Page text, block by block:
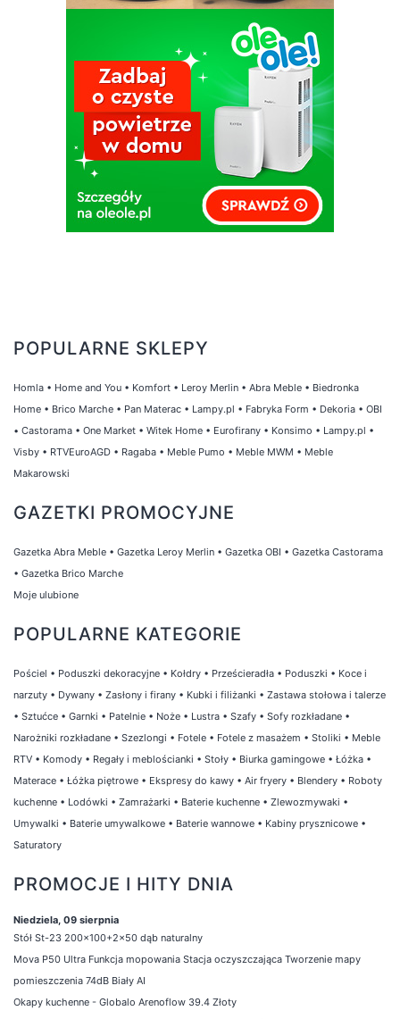
POPULARNE SKLEPY
Homla • Home and You • Komfort • Leroy Merlin • Abra Meble • Biedronka
Home • Brico Marche • Pan Materac • Lampy.pl • Fabryka Form • Dekoria • OBI
• Castorama • One Market • Witek Home • Eurofirany • Konsimo • Lampy.pl •
Visby • RTVEuroAGD • Ragaba • Meble Pumo • Meble MWM • Meble
Makarowski
GAZETKI PROMOCYJNE
Gazetka Abra Meble • Gazetka Leroy Merlin • Gazetka OBI • Gazetka Castorama
• Gazetka Brico Marche
Moje ulubione
POPULARNE KATEGORIE
Pościel • Poduszki dekoracyjne • Kołdry • Prześcieradła • Poduszki • Koce i
narzuty • Dywany • Zasłony i firany • Kubki i filiżanki • Zastawa stołowa i talerze
• Sztućce • Garnki • Patelnie • Noże • Lustra • Szafy • Sofy rozkładane •
Narożniki rozkładane • Szezlongi • Fotele • Fotele z masażem • Stoliki • Meble
RTV • Komody • Regały i meblościanki • Stoły • Biurka gamingowe • Łóżka •
Materace • Łóżka piętrowe • Ekspresy do kawy • Air fryery • Blendery • Roboty
kuchenne • Lodówki • Zamrażarki • Baterie kuchenne • Zlewozmywaki •
Umywalki • Baterie umywalkowe • Baterie wannowe • Kabiny prysznicowe •
Saturatory
PROMOCJE I HITY DNIA
Niedziela, 09 sierpnia
Stół St-23 200x100+2x50 dąb naturalny
Mova P50 Ultra Funkcja mopowania Stacja oczyszczająca Tworzenie mapy
pomieszczenia 74dB Biały AI
Okapy kuchenne - Globalo Arenoflow 39.4 Złoty